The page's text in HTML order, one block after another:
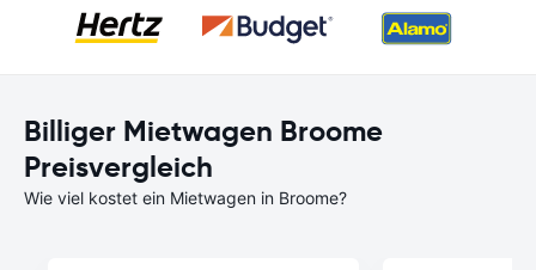
Billiger Mietwagen Broome
Preisvergleich
Wie viel kostet ein Mietwagen in Broome?